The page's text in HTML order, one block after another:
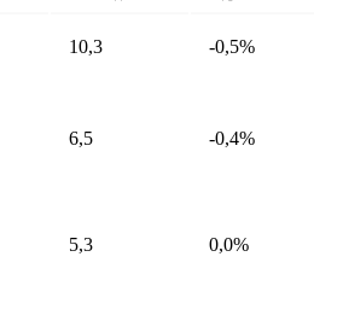
10,3 -0,5%
6,5 -0,4%
5,3 0,0%